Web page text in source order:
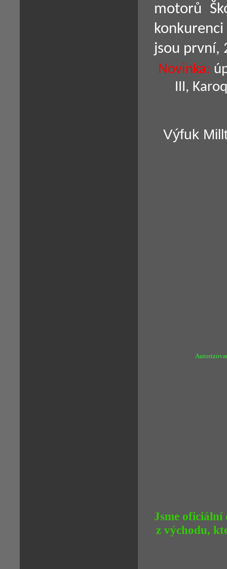
motorů
jsou první,
Novinka:
III,
Výfuk
Jsme oficiální
z východu,